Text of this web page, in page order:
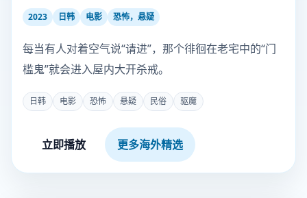
2023 日韩 电影 恐怖，悬疑
每当有人对着空气说“请进”，那个徘徊在老宅中的“门
槛鬼”就会进入屋内大开杀戒。
日韩 电影 恐怖 悬疑 民俗 驱魔
立即播放 更多海外精选